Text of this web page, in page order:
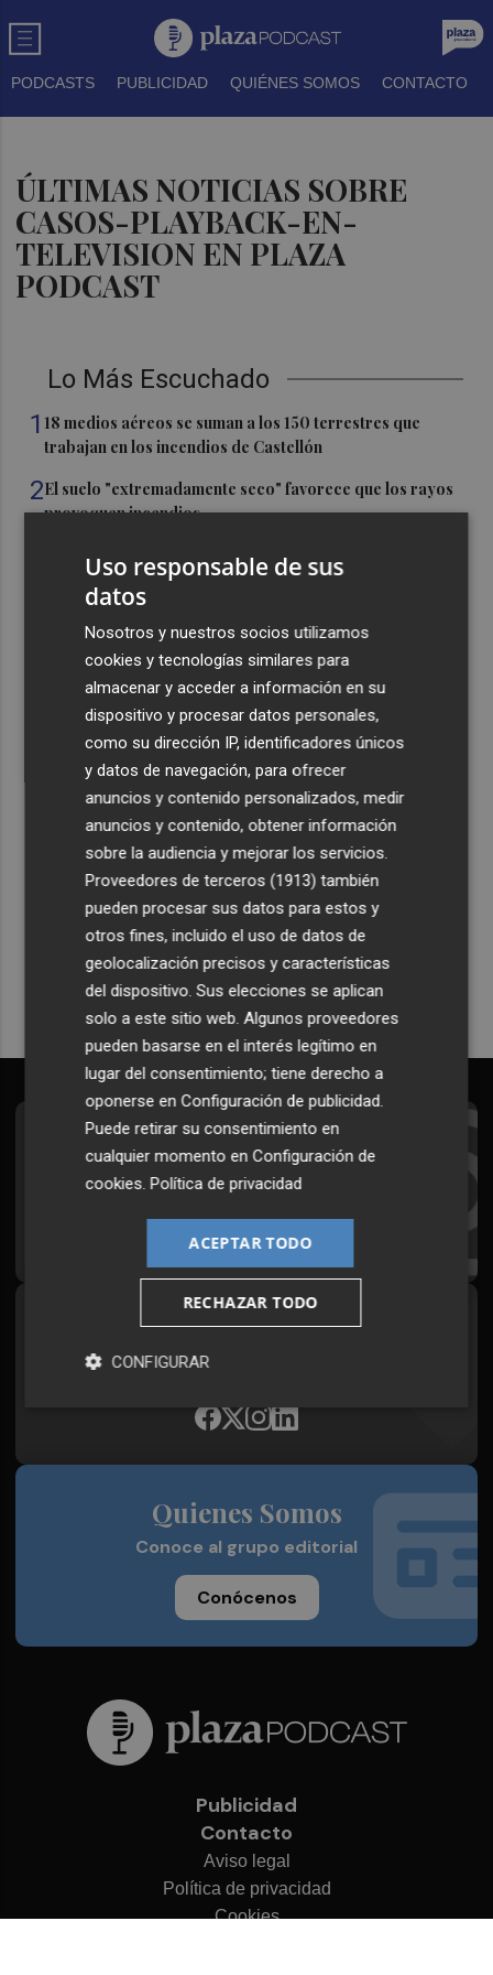
PODCASTS PUBLICIDAD QUIÉNES SOMOS CONTACTO
ÚLTIMAS NOTICIAS SOBRE
CASOS-PLAYBACK-EN-
TELEVISION EN PLAZA
PODCAST
Lo Más Escuchado
1 18 medios aéreos se suman a los 150 terrestres que
trabajan en los incendios de Castellón
2El suelo "extremadamente seco" favorece que los rayos
provoquen incendios
Los premios Pencho Cros reconocen a grandes
referentes del flamenco en el Cante de las Minas
El pregón de Festes d'Elx 2026, con Josan, en imágenes
Emergencias activa la situación 2 del PEIF y confina
Sierra Engarcerán por el humo del incendio forestal
Recibe toda la actualidad de
Plaza Podcast en tu correo
Quiero suscribirme
Suscríbete al Boletín
Todos los días a primera hora en tu email
¡Quiero suscribirme!
Síguenos en redes
Plaza Podcast, desde cualquier medio
Quienes Somos
Conoce al grupo editorial
Conócenos
Publicidad
Contacto
Aviso legal
Política de privacidad
Cookies
Uso responsable de sus
datos
Nosotros y nuestros socios utilizamos
cookies y tecnologías similares para
almacenar y acceder a información en su
dispositivo y procesar datos personales,
como su dirección IP, identificadores únicos
y datos de navegación, para ofrecer
anuncios y contenido personalizados, medir
anuncios y contenido, obtener información
sobre la audiencia y mejorar los servicios.
Proveedores de terceros (1913) también
pueden procesar sus datos para estos y
otros fines, incluido el uso de datos de
geolocalización precisos y características
del dispositivo. Sus elecciones se aplican
solo a este sitio web. Algunos proveedores
pueden basarse en el interés legítimo en
lugar del consentimiento; tiene derecho a
oponerse enConfiguración de publicidad
Puede retirar su consentimiento en
cualquier momento enConfiguración de
cookies .Política de privacidad
ACEPTAR TODO
RECHAZAR TODO
CONFIGURAR